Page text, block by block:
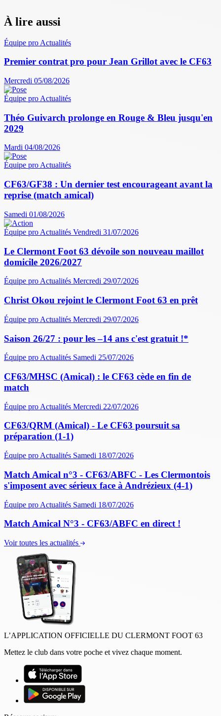
À lire aussi
Équipe pro Actualités
Premier contrat pro pour Jean Grillot avec le CF63
Mercredi 05/08/2026
Équipe pro Actualités
Théo Guivarch prolonge en Rouge & Bleu jusqu'en
2029
Mardi 04/08/2026
Équipe proActualités
CF63/GF38 : Un dernier test encourageant avant la
reprise (match amical)
Samedi 01/08/2026
Équipe pro Actualités Vendredi 31/07/2026
Le Clermont Foot 63 dévoile son nouveau maillot
domicile 2026/2027
Équipe pro Actualités Mercredi 29/07/2026
Christ Okou rejoint le Clermont Foot 63 en prêt
Équipe pro Actualités Mercredi 29/07/2026
Saison 26/27 : pour les –14 ans c'est gratuit !*
Équipe pro Actualités Samedi 25/07/2026
CF63/MHSC (Amical) : le CF63 cède en fin de
match
Équipe pro Actualités Mercredi 22/07/2026
CF63/QRM (Amical) - Le CF63 poursuit sa
préparation (1-1)
Équipe pro Actualités Samedi 18/07/2026
Match Amical n°3 - CF63/ABFC - Les Clermontois
s'imposent avec sérieux face à Andrézieux (4-1)
Équipe pro Actualités Samedi 18/07/2026
Match Amical N°3 - CF63/ABFC en direct !
Voir toutes les actualités
L’APPLICATION OFFICIELLE DU CLERMONT FOOT 63
Mettez le club dans votre poche et vivez chaque moment.